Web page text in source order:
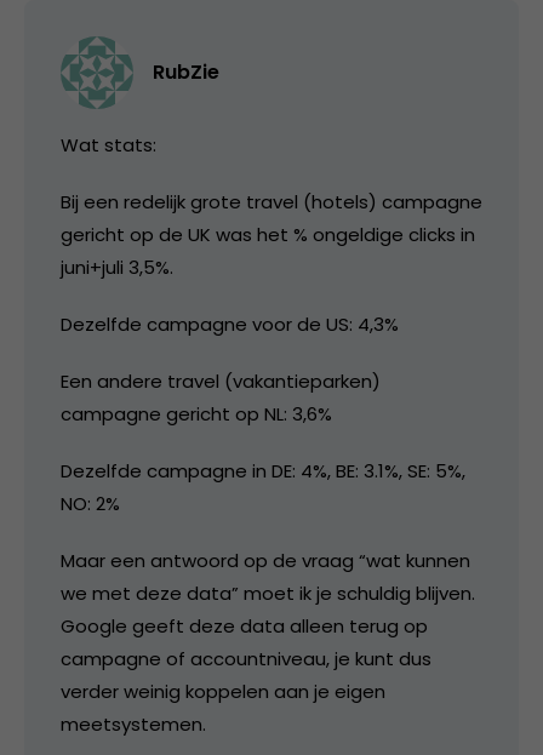
RubZie
Wat stats:
Bij een redelijk grote travel (hotels) campagne
gericht op de UK was het % ongeldige clicks in
juni+juli 3,5%.
Dezelfde campagne voor de US: 4,3%
Een andere travel (vakantieparken)
campagne gericht op NL: 3,6%
Dezelfde campagne in DE: 4%, BE: 3.1%, SE: 5%,
NO: 2%
Maar een antwoord op de vraag “wat kunnen
we met deze data” moet ik je schuldig blijven.
Google geeft deze data alleen terug op
campagne of accountniveau, je kunt dus
verder weinig koppelen aan je eigen
meetsystemen.